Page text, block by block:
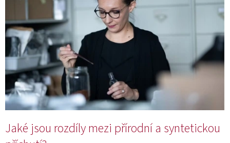
i
s
l
á
k
ů
Jaké jsou rozdíly mezi přírodní a syntetickou